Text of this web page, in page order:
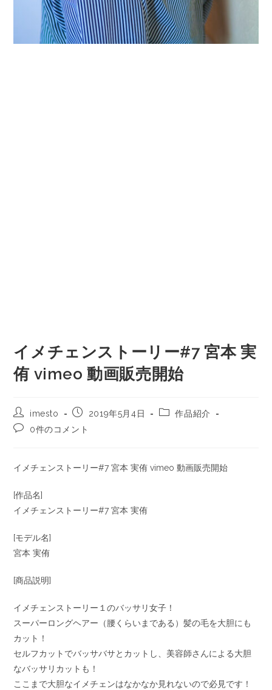
イメチェンストーリー#7 宮本 実
侑 vimeo 動画販売開始
imesto 2019年5月4日
作品紹介
0件のコメント
イメチェンストーリー#7 宮本 実侑 vimeo 動画販売開始
[作品名]
イメチェンストーリー#7 宮本 実侑
[モデル名]
宮本 実侑
[商品説明]
イメチェンストーリー１のバッサリ女子！
スーパーロングヘアー（腰くらいまである）髪の毛を大胆にも
カット！
セルフカットでバッサバサとカットし、美容師さんによる大胆
なバッサリカットも！
ここまで大胆なイメチェンはなかなか見れないので必見です！